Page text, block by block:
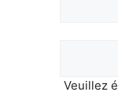
Veuillez